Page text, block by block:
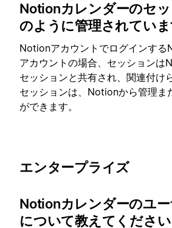
Notionカレンダーのセ
のように管理されていま
Notionアカウントでログインする
アカウントの場合、セッションは
セッションと共有され、関連付け
セッションは、Notionから管理ま
ができます。
エンタープライズ
Notionカレンダーのユ
について教えてください